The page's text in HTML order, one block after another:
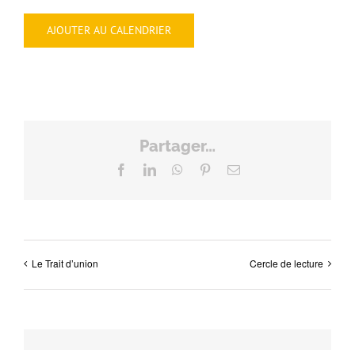
AJOUTER AU CALENDRIER
Partager…
FacebookLinkedInWhatsApp
PinterestEmail
Le Trait d’union Cercle de lecture